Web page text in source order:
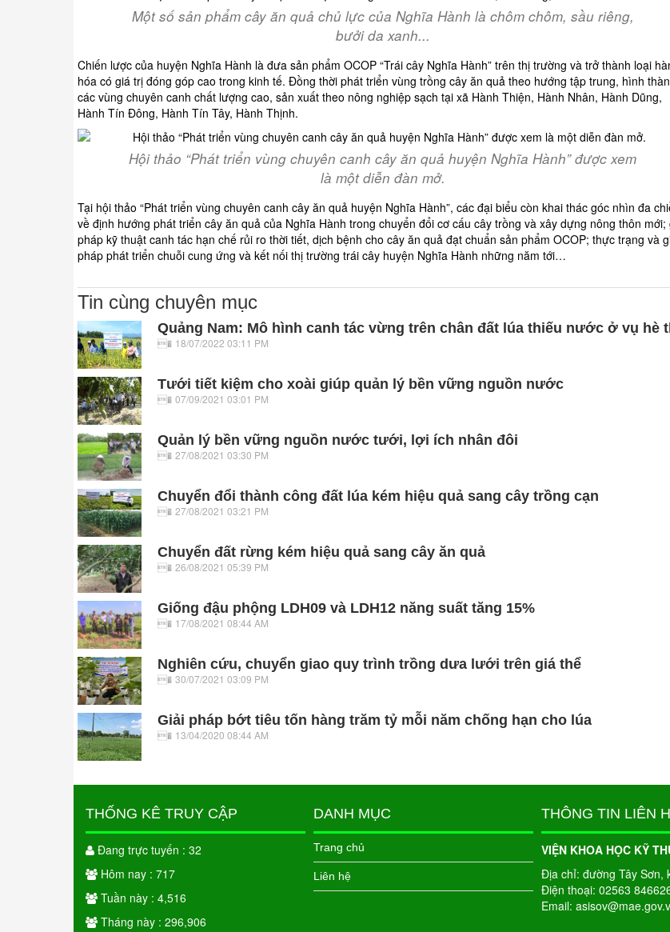
Một số sản phẩm cây ăn quả chủ lực của Nghĩa Hành là chôm chôm, sầu riêng,
bưởi da xanh...
Chiến lược của huyện Nghĩa Hành là đưa sản phẩm OCOP “Trái cây Nghĩa Hành” trên thị trường và trở thành loại
hóa có giá trị đóng góp cao trong kinh tế. Đồng thời phát triển vùng trồng cây ăn quả theo hướng tập trung, hình
các vùng chuyên canh chất lượng cao, sản xuất theo nông nghiệp sạch tại xã Hành Thiện, Hành Nhân, Hành Dũng,
Hành Tín Đông, Hành Tín Tây, Hành Thịnh.
Hội thảo “Phát triển vùng chuyên canh cây ăn quả huyện Nghĩa Hành” được xem
là một diễn đàn mở.
Tại hội thảo “Phát triển vùng chuyên canh cây ăn quả huyện Nghĩa Hành”, các đại biểu còn khai thác góc nhìn đa
về định hướng phát triển cây ăn quả của Nghĩa Hành trong chuyển đổi cơ cấu cây trồng và xây dựng nông thôn mới;
pháp kỹ thuật canh tác hạn chế rủi ro thời tiết, dịch bệnh cho cây ăn quả đạt chuẩn sản phẩm OCOP; thực trạng và
pháp phát triển chuỗi cung ứng và kết nối thị trường trái cây huyện Nghĩa Hành những năm tới…
Tin cùng chuyên mục
Quảng Nam: Mô hình canh tác vừng trên chân đất lúa thiếu nước ở vụ hè
18/07/2022 03:11 PM
Tưới tiết kiệm cho xoài giúp quản lý bền vững nguồn nước
07/09/2021 03:01 PM
Quản lý bền vững nguồn nước tưới, lợi ích nhân đôi
27/08/2021 03:30 PM
Chuyển đổi thành công đất lúa kém hiệu quả sang cây trồng cạn
27/08/2021 03:21 PM
Chuyển đất rừng kém hiệu quả sang cây ăn quả
26/08/2021 05:39 PM
Giống đậu phộng LDH09 và LDH12 năng suất tăng 15%
17/08/2021 08:44 AM
Nghiên cứu, chuyển giao quy trình trồng dưa lưới trên giá thể
30/07/2021 03:09 PM
Giải pháp bớt tiêu tốn hàng trăm tỷ mỗi năm chống hạn cho lúa
13/04/2020 08:44 AM
THỐNG KÊ TRUY CẬP
Đang trực tuyến : 32
Hôm nay : 717
Tuần này : 4,516
Tháng này : 296,906
DANH MỤC
Trang chủ
Liên hệ
THÔNG TIN LIÊN
VIỆN KHOA HỌC KỸ
Địa chỉ: đường Tây Sơn,
Điện thoại: 02563
Email: